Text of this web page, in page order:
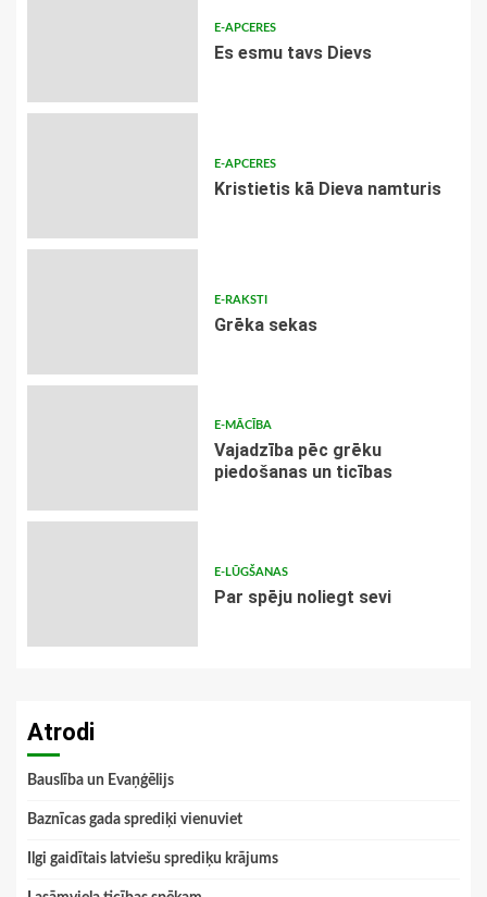
E-APCERES
Es esmu tavs Dievs
E-APCERES
Kristietis kā Dieva namturis
E-RAKSTI
Grēka sekas
E-MĀCĪBA
Vajadzība pēc grēku
piedošanas un ticības
E-LŪGŠANAS
Par spēju noliegt sevi
Atrodi
Bauslība un Evaņģēlijs
Baznīcas gada sprediķi vienuviet
Ilgi gaidītais latviešu sprediķu krājums